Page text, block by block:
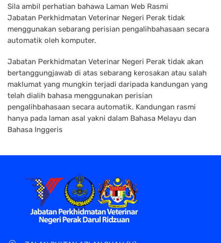
Sila ambil perhatian bahawa Laman Web Rasmi
Jabatan Perkhidmatan Veterinar Negeri Perak tidak
menggunakan sebarang perisian pengalihbahasaan secara
automatik oleh komputer.
Jabatan Perkhidmatan Veterinar Negeri Perak tidak akan
bertanggungjawab di atas sebarang kerosakan atau salah
maklumat yang mungkin terjadi daripada kandungan yang
telah dialih bahasa menggunakan perisian
pengalihbahasaan secara automatik. Kandungan rasmi
hanya pada laman asal yakni dalam Bahasa Melayu dan
Bahasa Inggeris